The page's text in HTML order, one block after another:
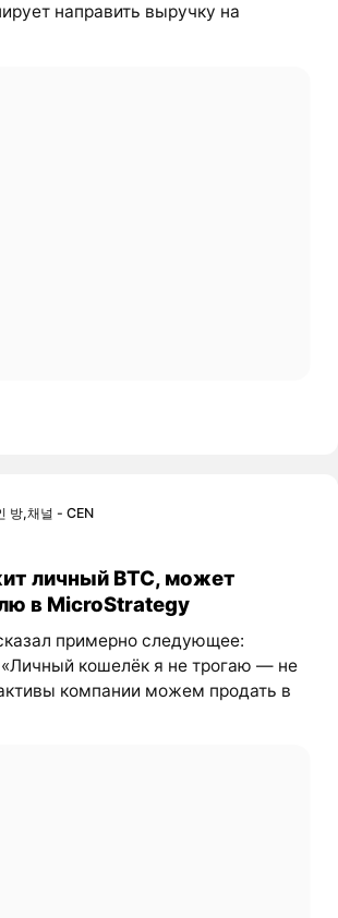
направить выручку на
방,채널 - CEN
личный BTC, может
в MicroStrategy
примерно следующее:
кошелёк я не трогаю — не
компании можем продать в